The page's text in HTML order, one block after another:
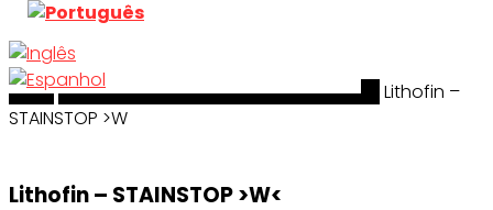
search
InícioLimpeza & Tratamento de Superficies
Lithofin –
STAINSTOP >W
Lithofin – STAINSTOP >W<